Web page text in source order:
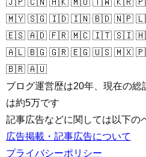
🇯🇵 🇨🇳 🇭🇰 🇲🇴 🇹🇼 🇰🇷
🇲🇾 🇸🇬 🇮🇩 🇮🇳 🇧🇩 🇳🇵
🇪🇸 🇦🇩 🇫🇷 🇲🇨 🇮🇹 🇸🇮
🇦🇱 🇧🇬 🇬🇷 🇪🇬 🇺🇸 🇲🇽
🇧🇷 🇦🇺
ブログ運営歴は20年、現在の
は約5万です
記事広告などに関しては以下の
広告掲載・記事広告について
プライバシーポリシー